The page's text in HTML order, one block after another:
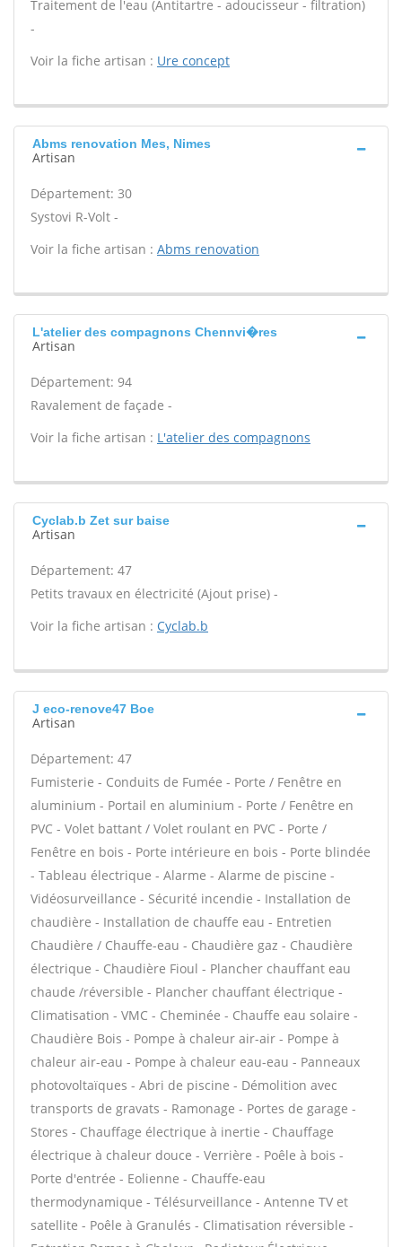
Traitement de l'eau (Antitartre - adoucisseur - filtration)
-
Voir la fiche artisan : Ure concept
Abms renovation Mes, Nimes
Artisan
Département: 30
Systovi R-Volt -
Voir la fiche artisan : Abms renovation
L'atelier des compagnons Chennvi�res
Artisan
Département: 94
Ravalement de façade -
Voir la fiche artisan : L'atelier des compagnons
Cyclab.b Zet sur baise
Artisan
Département: 47
Petits travaux en électricité (Ajout prise) -
Voir la fiche artisan : Cyclab.b
J eco-renove47 Boe
Artisan
Département: 47
Fumisterie - Conduits de Fumée - Porte / Fenêtre en
aluminium - Portail en aluminium - Porte / Fenêtre en
PVC - Volet battant / Volet roulant en PVC - Porte /
Fenêtre en bois - Porte intérieure en bois - Porte blindée
- Tableau électrique - Alarme - Alarme de piscine -
Vidéosurveillance - Sécurité incendie - Installation de
chaudière - Installation de chauffe eau - Entretien
Chaudière / Chauffe-eau - Chaudière gaz - Chaudière
électrique - Chaudière Fioul - Plancher chauffant eau
chaude /réversible - Plancher chauffant électrique -
Climatisation - VMC - Cheminée - Chauffe eau solaire -
Chaudière Bois - Pompe à chaleur air-air - Pompe à
chaleur air-eau - Pompe à chaleur eau-eau - Panneaux
photovoltaïques - Abri de piscine - Démolition avec
transports de gravats - Ramonage - Portes de garage -
Stores - Chauffage électrique à inertie - Chauffage
électrique à chaleur douce - Verrière - Poêle à bois -
Porte d'entrée - Eolienne - Chauffe-eau
thermodynamique - Télésurveillance - Antenne TV et
satellite - Poêle à Granulés - Climatisation réversible -